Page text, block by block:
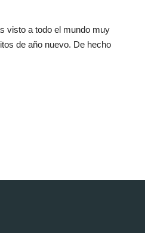
visto a todo el mundo muy
de año nuevo. De hecho